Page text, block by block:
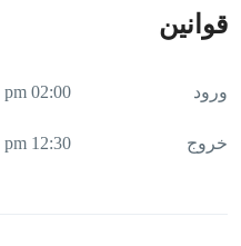
مسافران تجاری و همچنین
امکانات شامل موارد زیر است:
فضاهای جلسات و رویدادها
این هتل با فضای
قوانین
ورود 02:00 pm
خروج 12:30 pm